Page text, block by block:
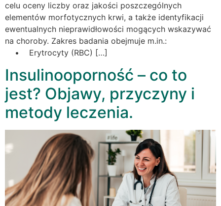
celu oceny liczby oraz jakości poszczególnych
elementów morfotycznych krwi, a także identyfikacji
ewentualnych nieprawidłowości mogących wskazywać
na choroby. Zakres badania obejmuje m.in.:
• Erytrocyty (RBC) […]
Insulinooporność – co to
jest? Objawy, przyczyny i
metody leczenia.